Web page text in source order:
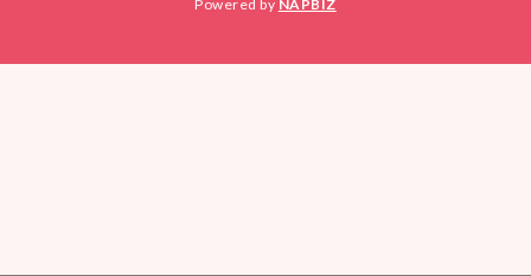
Powered by NAPBIZ